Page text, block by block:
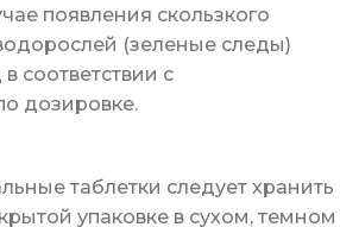
появления скользкого
(зеленые следы)
соответствии с
дозировке.
таблетки следует хранить
упаковке в сухом, темном